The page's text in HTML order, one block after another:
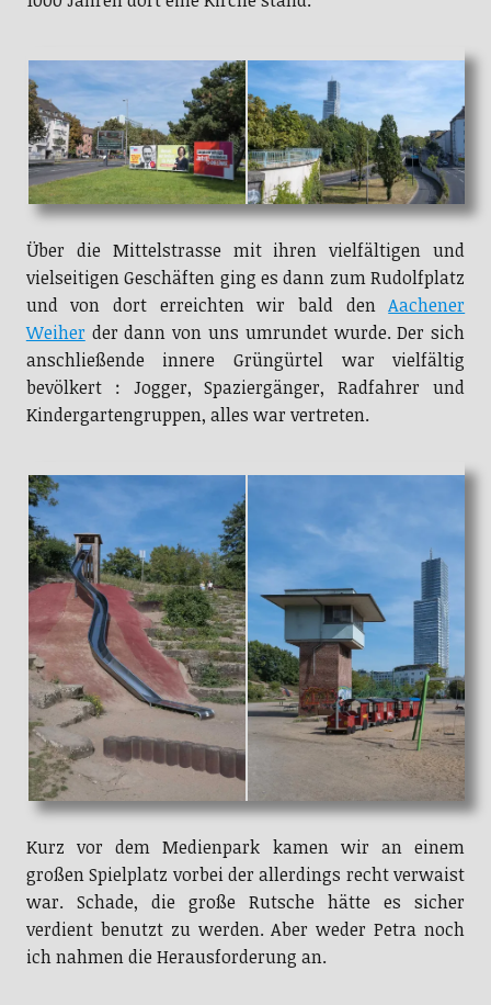
Über die Mittelstrasse mit ihren vielfältigen und
vielseitigen Geschäften ging es dann zum Rudolfplatz
und von dort erreichten wir bald denAachener
Weiherder dann von uns umrundet wurde. Der sich
anschließende innere Grüngürtel war vielfältig
bevölkert : Jogger, Spaziergänger, Radfahrer und
Kurz vor dem Medienpark kamen wir an einem
großen Spielplatz vorbei der allerdings recht verwaist
war. Schade, die große Rutsche hätte es sicher
verdient benutzt zu werden. Aber weder Petra noch